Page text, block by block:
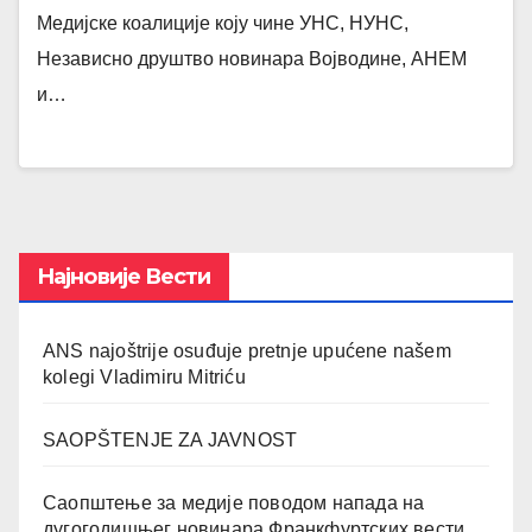
Медијске коалиције коју чине УНС, НУНС,
Независно друштво новинара Војводине, АНЕМ
и…
Најновије Вести
ANS najoštrije osuđuje pretnje upućene našem
kolegi Vladimiru Mitriću
SAOPŠTENJE ZA JAVNOST
Саопштење за медије поводом напада на